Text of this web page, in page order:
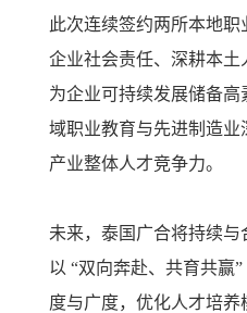
此次连续签约两所本地
企业社会责任、深耕本
为企业可持续发展储备
域职业教育与先进制造业
产业整体人才竞争力。
未来，泰国广合将持续与
以 “双向奔赴、共育共赢
度与广度，优化人才培养